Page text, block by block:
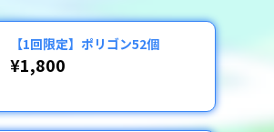
【1回限定】ポリゴン52個
¥1,800